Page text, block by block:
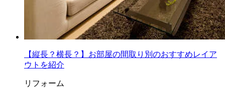
【縦長？横長？】お部屋の間取り別のおすすめレイア
ウトを紹介
リフォーム